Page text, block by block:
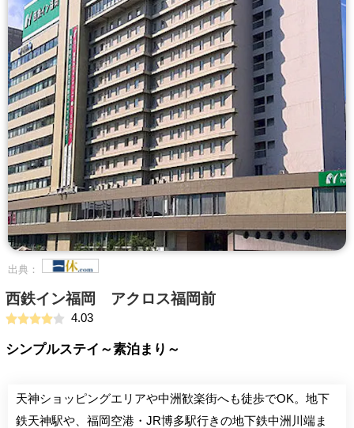
出典：
西鉄イン福岡 アクロス福岡前
4.03
シンプルステイ～素泊まり～
天神ショッピングエリアや中洲歓楽街へも徒歩でOK。地下
鉄天神駅や、福岡空港・JR博多駅行きの地下鉄中洲川端ま